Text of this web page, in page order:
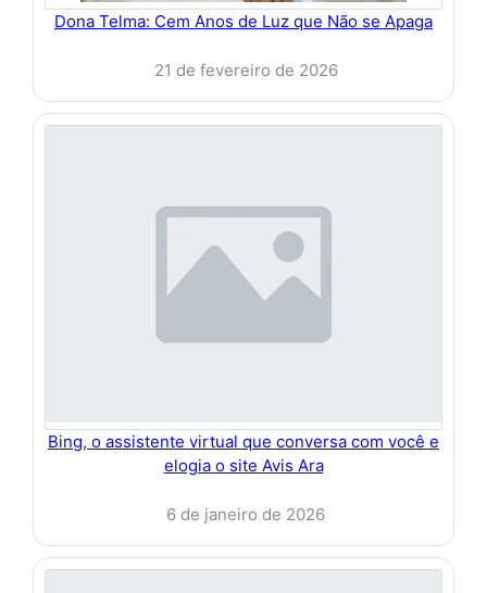
Dona Telma: Cem Anos de Luz que Não se Apaga
21 de fevereiro de 2026
Bing, o assistente virtual que conversa com você e
elogia o site Avis Ara
6 de janeiro de 2026